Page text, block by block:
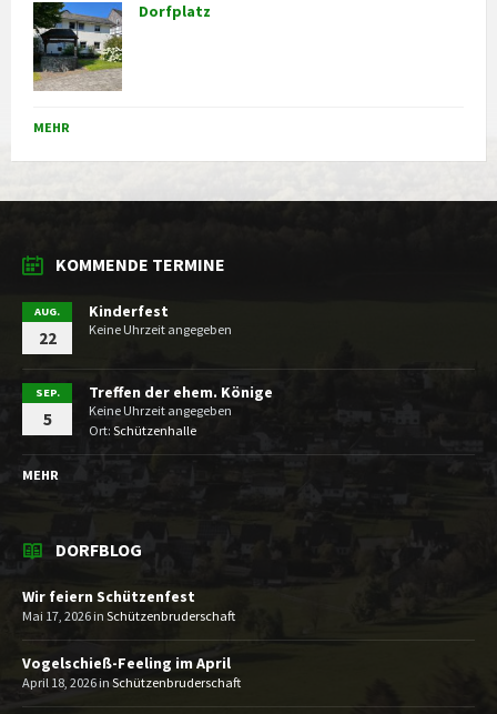
Dorfplatz
MEHR
KOMMENDE TERMINE
AUG.
22
Kinderfest
Keine Uhrzeit angegeben
SEP.
5
Treffen der ehem. Könige
Keine Uhrzeit angegeben
Ort: Schützenhalle
MEHR
DORFBLOG
Wir feiern Schützenfest
Mai 17, 2026 in Schützenbruderschaft
Vogelschieß-Feeling im April
April 18, 2026in Schützenbruderschaft